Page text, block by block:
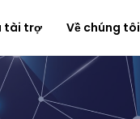
tài trợ Về chúng tôi